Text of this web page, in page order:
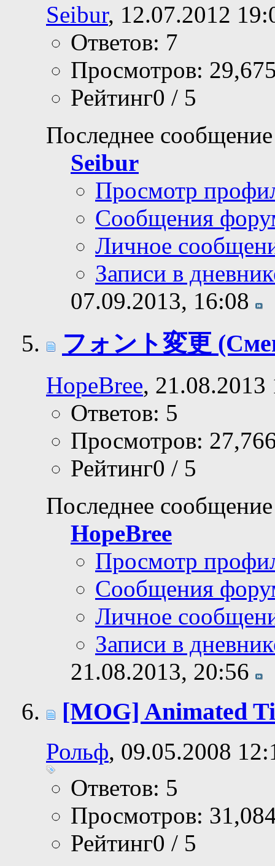
Seibur, 12.07.2012
Ответов: 7
Просмотров:
Рейтинг0 / 5
Последнее
Seibur
Просмотр
Сообщения
Личное
Записи в
07.09.2013, 16:08
フォント変更
HopeBree, 21.08.2013
Ответов: 5
Просмотров:
Рейтинг0 / 5
Последнее
HopeBree
Просмотр
Сообщения
Личное
Записи в
21.08.2013, 20:56
[MOG] Animated
Рольф, 09.05.2008
Ответов: 5
Просмотров:
Рейтинг0 / 5